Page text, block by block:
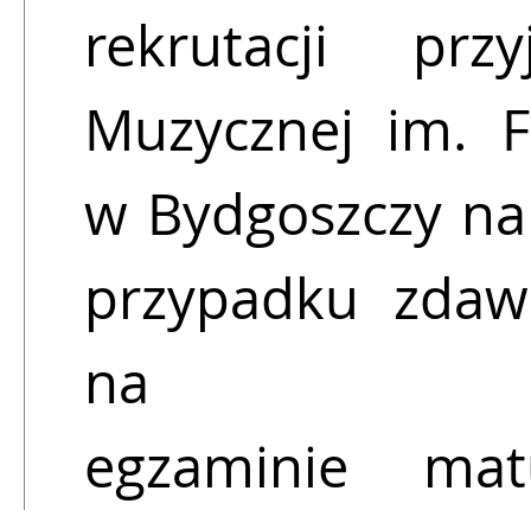
rekrutacji
Muzycznej im.
w Bydgoszczy
przypadku
na
egzaminie